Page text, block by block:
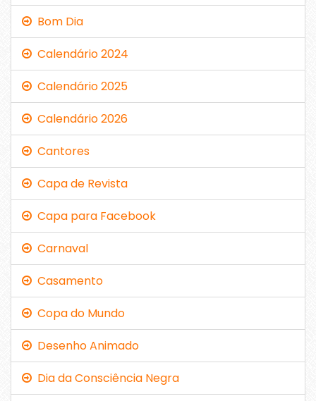
Bom Dia
Calendário 2024
Calendário 2025
Calendário 2026
Cantores
Capa de Revista
Capa para Facebook
Carnaval
Casamento
Copa do Mundo
Desenho Animado
Dia da Consciência Negra